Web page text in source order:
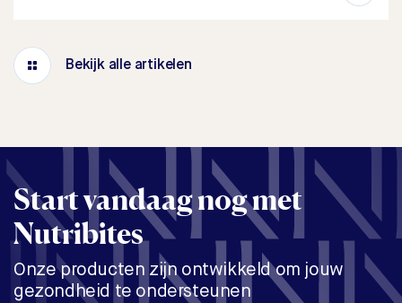
Bekijk alle artikelen
Start vandaag nog met
Nutribites
Onze producten zijn ontwikkeld om jouw
gezondheid te ondersteunen